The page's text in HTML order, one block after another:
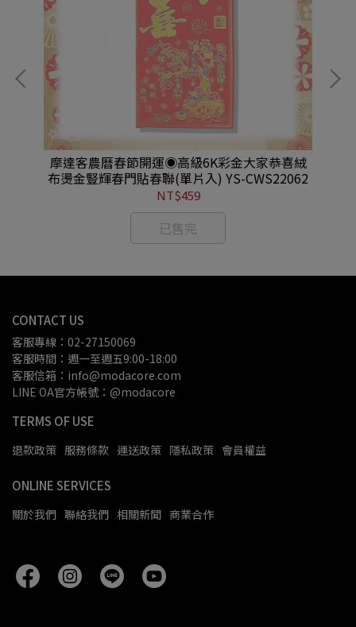
摩達客農曆春節開運◉高級6K彩金大家恭喜絨
布燙金豎輝春門貼春聯(單片入) YS-CWS22062
NT$459
已售完
CONTACT US
客服專線：02-27150069
客服時間：週一至週五9:00-18:00
客服信箱：info@modacore.com
LINE OA官方帳號：@modacore
TERMS OF USE
退款政策 服務條款 運送政策 隱私政策 會員權益
ONLINE SERVICES
關於我們 聯絡我們 相關新聞 商業合作